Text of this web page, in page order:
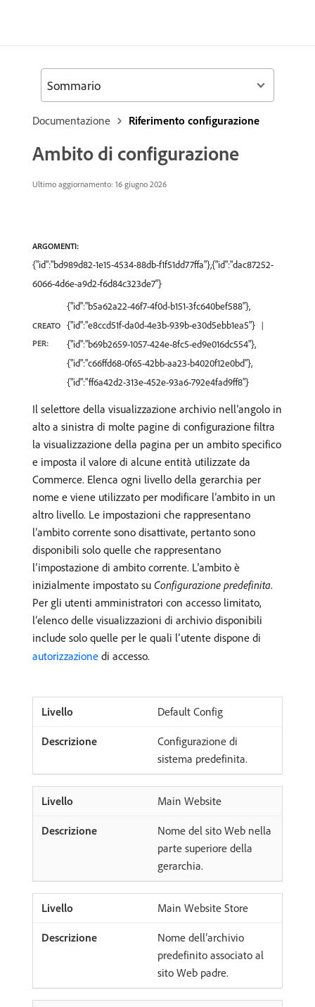
Documentazione Riferimento configurazione
Ambito di configurazione
Ultimo aggiornamento: 16 giugno 2026
ARGOMENTI:
{"id":"bd989d82-1e15-4534-88db-f1f51dd77ffa"},{"id":"dac87252-
6066-4d6e-a9d2-f6d84c323de7"}
CREATO
PER:
{"id":"b5a62a22-46f7-4f0d-b151-3fc640bef588"},
{"id":"e8ccd51f-da0d-4e3b-939b-e30d5ebb1ea5"}
{"id":"b69b2659-1057-424e-8fc5-ed9e016dc554"},
{"id":"c66ffd68-0f65-42bb-aa23-b4020f12e0bd"},
{"id":"ff6a42d2-313e-452e-93a6-792e4fad9ff8"}
Il selettore della visualizzazione archivio nell’angolo in
alto a sinistra di molte pagine di configurazione filtra
la visualizzazione della pagina per un ambito specifico
e imposta il valore di alcune entità utilizzate da
Commerce. Elenca ogni livello della gerarchia per
nome e viene utilizzato per modificare l’ambito in un
altro livello. Le impostazioni che rappresentano
l’ambito corrente sono disattivate, pertanto sono
disponibili solo quelle che rappresentano
l’impostazione di ambito corrente. L’ambito è
inizialmente impostato su Configurazione predefinita.
Per gli utenti amministratori con accesso limitato,
l’elenco delle visualizzazioni di archivio disponibili
include solo quelle per le quali l’utente dispone di
autorizzazione di accesso.
Default Config
Configurazione di
sistema predefinita.
Main Website
Nome del sito Web nella
parte superiore della
gerarchia.
Main Website Store
Nome dell’archivio
predefinito associato al
sito Web padre.
Sommario